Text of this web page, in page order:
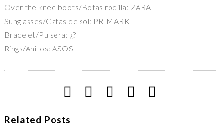
Over the knee boots/Botas rodilla: ZARA
Sunglasses/Gafas de sol: PRIMARK
Bracelet/Pulsera: ¿?
Rings/Anillos: ASOS
Related Posts